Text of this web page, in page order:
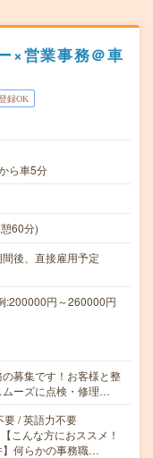
×営業事務＠車
録OK
ら車5分
60分)
後、直接雇用予定
円～260000円
募集です！お客様と整
ムーズに点検・修理…
要 / 英語力不要
こんな方におススメ！
】何らかの事務職…